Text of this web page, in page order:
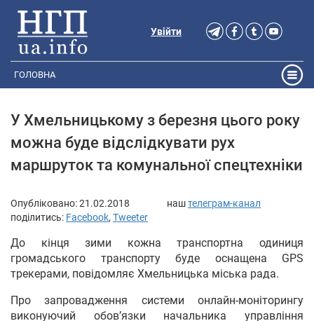
Увійти
ГОЛОВНА
У Хмельницькому з березня цього року
можна буде відслідкувати рух
маршруток та комунальної спецтехніки
Опубліковано:21.02.2018 наштелеграм-канал
поділитись: Facebook, Tweeter
До кінця зими кожна транспортна одиниця
громадського транспорту буде оснащена GPS
трекерами, повідомляє Хмельницька міська рада.
Про запровадження системи онлайн-моніторингу
виконуючий обов’язки начальника управління